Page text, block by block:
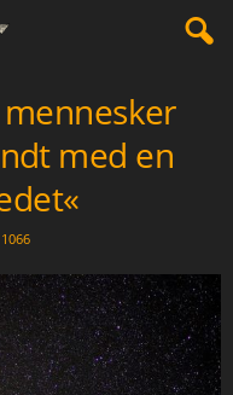
med en
1066